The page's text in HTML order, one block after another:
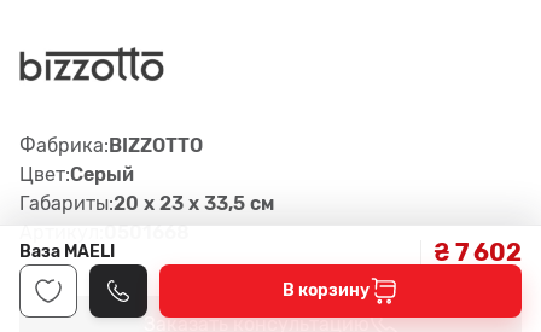
Фабрика:BIZZOTTO
Цвет:Серый
Габариты:20 x 23 x 33,5 см
Артикул:
0501668
Заказать консультацию
Ваза MAELI ₴ 7 602
В корзину